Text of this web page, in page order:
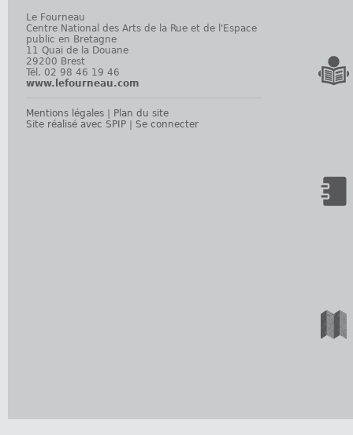
Le Fourneau
Centre National des Arts de la Rue et de l'Espace
public en Bretagne
11 Quai de la Douane
29200 Brest
Tél. 02 98 46 19 46
www.lefourneau.com
Mentions légales | Plan du site
Site réalisé avec SPIP | Se connecter